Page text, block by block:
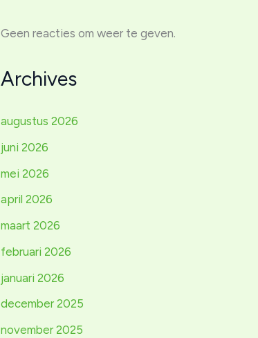
Geen reacties om weer te geven.
Archives
augustus 2026
juni 2026
mei 2026
april 2026
maart 2026
februari 2026
januari 2026
december 2025
november 2025